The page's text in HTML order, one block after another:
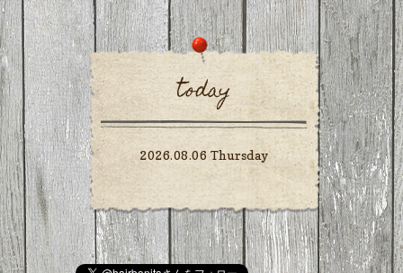
today
2026.08.06 Thursday